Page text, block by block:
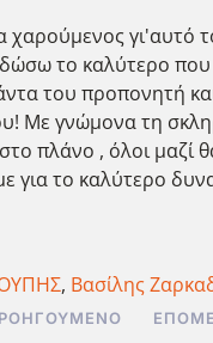
χαρούμενος γι'αυτό
δώσω το καλύτερο
του προπονητή
Με γνώμονα τη
πλάνο , όλοι μαζί
για το καλύτερο
, Βασίλης